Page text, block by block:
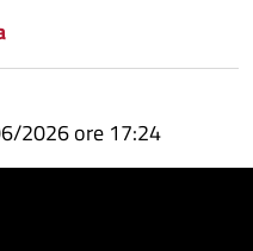
2026 ore 17:24